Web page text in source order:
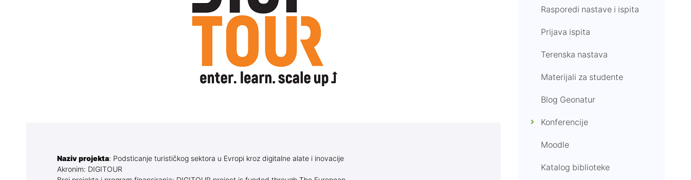
Prezentacija studija
Biblioteka departmana
Kontakti profesora i asistenata
Rukovodioci i savetnici
Prijava ispita
Prijava završnog rada
Katalog biblioteke
Master akademske studije
Doktorske akadem. studije
Naziv projekta: Podsticanje turističkog sektora u Evropi kroz digitalne alate i inovacije
Akronim: DIGITOUR
Rasporedi nastave i ispita
Prijava ispita
Terenska nastava
Materijali za studente
Blog Geonatur
Konferencije
Moodle
Katalog biblioteke